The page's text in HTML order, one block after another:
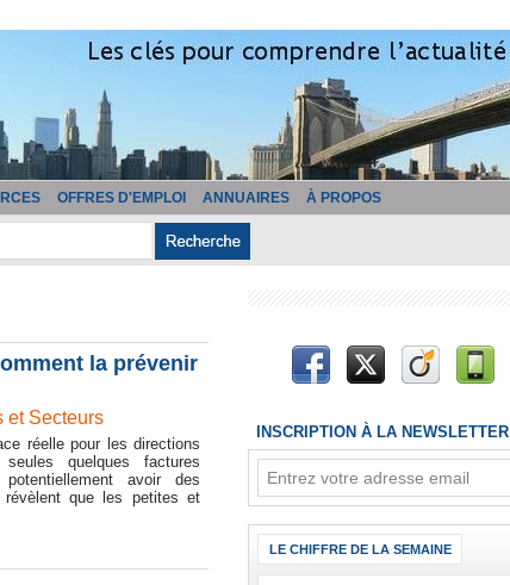
OFFRES D'EMPLOI ANNUAIRES À PROPOS
la prévenir
et Secteurs
réelle pour les directions
quelques factures
avoir des
révèlent que les petites et
INSCRIPTION À LA NEWSLETTER
LE CHIFFRE DE LA SEMAINE